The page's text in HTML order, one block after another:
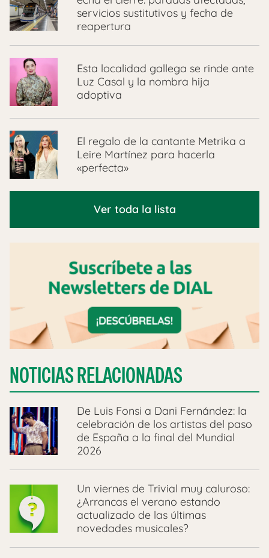
servicios sustitutivos y fecha de
reapertura
Esta localidad gallega se rinde ante
Luz Casal y la nombra hija
adoptiva
El regalo de la cantante Metrika a
Leire Martínez para hacerla
«perfecta»
Ver toda la lista
NOTICIAS RELACIONADAS
De Luis Fonsi a Dani Fernández: la
celebración de los artistas del paso
de España a la final del Mundial
2026
Un viernes de Trivial muy caluroso:
¿Arrancas el verano estando
actualizado de las últimas
novedades musicales?